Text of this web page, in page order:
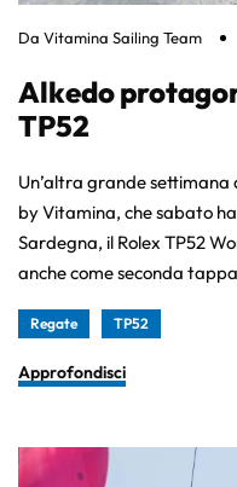
Da Vitamina Sailing Team
Alkedo
TP52
Un’altra grande settimana
by Vitamina, che sabato
Sardegna, il Rolex TP52
anche come seconda
Regate TP52
Approfondisci